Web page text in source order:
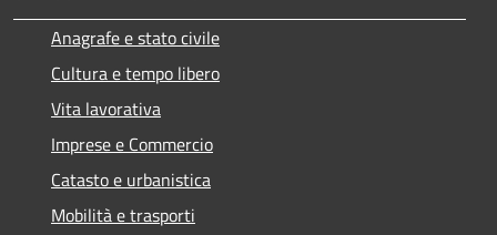
Anagrafe e stato civile
Cultura e tempo libero
Vita lavorativa
Imprese e Commercio
Catasto e urbanistica
Mobilità e trasporti